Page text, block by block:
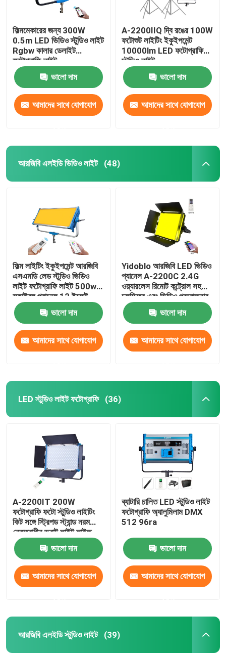
RGB LED ফিল্ম লাইট
রিচার্জেবল LED টিউব লাইট
22 ইঞ্চি রিং লাইট
ডাবল আর্মস LED ফিল লাইট
ফিল্মমেকারের জন্য 300W
0.5m LED ভিডিও স্টুডিও লাইট
Rgbw কালার ডেলাইট
ফটোগ্রাফি লাইট
ভালো দাম
আমাদের সাথে যোগাযোগ
A-2200IIQ দ্বি রঙের 100W
ফটোশুট লাইটিং ইকুইপমেন্ট
10000lm LED ফটোগ্রাফি
স্টুডিও লাইট
ভালো দাম
আমাদের সাথে যোগাযোগ
আরজিবি এলইডি ভিডিও লাইট (48)
ফিল্ম লাইটিং ইকুইপমেন্ট আরজিবি
এসএমডি লেড স্টুডিও ভিডিও
লাইট ফটোগ্রাফি লাইট 500w
স্কাইব্লু প্যানেল 12 ইফেক্ট
ভালো দাম
আমাদের সাথে যোগাযোগ
Yidoblo আরজিবি LED ভিডিও
প্যানেল A-2200C 2.4G
ওয়্যারলেস রিমোট কন্ট্রোল সহ
চলচ্চিত্র এবং ভিডিও প্রযোজনার
জন্য নেতৃত্বাধীন আলো
ভালো দাম
আমাদের সাথে যোগাযোগ
LED স্টুডিও লাইট ফটোগ্রাফি (36)
A-2200IT 200W
ফটোগ্রাফি ফটো স্টুডিও লাইটিং
কিট সঙ্গে স্ট্রিপড স্ট্যান্ড নরম
নেতৃত্বাধীন ভরাট লাইট লাইভ
স্ট্রিম জন্য সম্পূর্ণ সেট
ভালো দাম
আমাদের সাথে যোগাযোগ
ব্যাটারি চালিত LED স্টুডিও লাইট
ফটোগ্রাফি অ্যালুমিলাম DMX
512 96ra
ভালো দাম
আমাদের সাথে যোগাযোগ
আরজিবি এলইডি স্টুডিও লাইট (39)